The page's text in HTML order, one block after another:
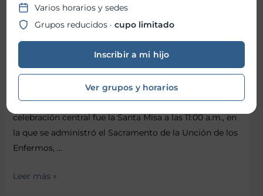
El pasado 11 de febrero celebramos con alegría la fiesta
de Nuestra Señora de Lourdes y, al mismo tiempo,
vivimos la Jornada Mundial del Enfermo como un
momento especial de oración y acompañamiento a
quienes atraviesan por alguna enfermedad. La
celebración central fue la Santa Misa a las 11:00 a.m., en
la que se administró el Sacramento de la Unción de los
Enfermos, …
Leer más »
Varios horarios y sedes
Grupos reducidos ·cupo limitado
Inscribir a mi hijo
Ver grupos y horarios